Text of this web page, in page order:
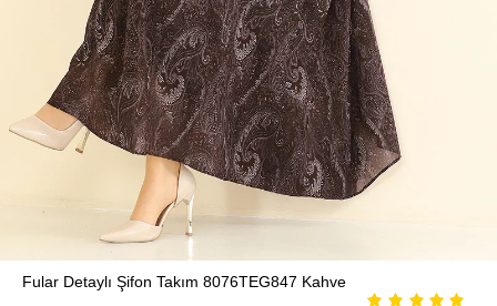
Fular Detaylı Şifon Takım 8076TEG847 Kahve